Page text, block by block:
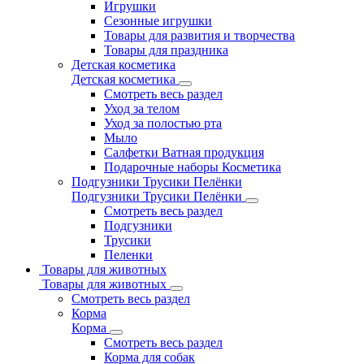
Игрушки
Сезонные игрушки
Товары для развития и творчества
Товары для праздника
Детская косметика
Детская косметика
Смотреть весь раздел
Уход за телом
Уход за полостью рта
Мыло
Салфетки Ватная продукция
Подарочные наборы Косметика
Подгузники Трусики Пелёнки
Подгузники Трусики Пелёнки
Смотреть весь раздел
Подгузники
Трусики
Пеленки
Товары для животных
Товары для животных
Смотреть весь раздел
Корма
Корма
Смотреть весь раздел
Корма для собак